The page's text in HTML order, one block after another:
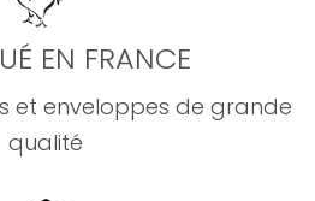
EN FRANCE
et enveloppes de grande
qualité